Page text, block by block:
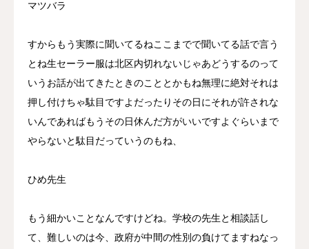
マツバラ
すからもう実際に聞いてるねここまでで聞いてる話で言う
とね生セーラー服は北区内切れないじゃあどうするのって
いうお話が出てきたときのこととかもね無理に絶対それは
押し付けちゃ駄目ですよだったりその日にそれが許されな
いんであればもうその日休んだ方がいいですよぐらいまで
やらないと駄目だっていうのもね、
ひめ先生
もう細かいことなんですけどね。学校の先生と相談話し
て、難しいのは今、政府が中間の性別の負けてますねなっ